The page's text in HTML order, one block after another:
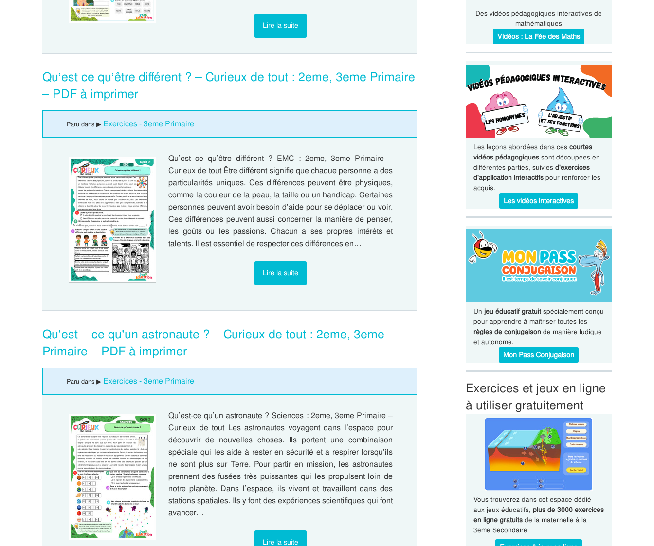
Lire la suite
Qu’est ce qu’être différent ? – Curieux de tout : 2eme, 3eme Primaire
– PDF à imprimer
Paru dans ▶ Exercices - 3eme Primaire
Qu’est ce qu’être différent ? EMC : 2eme, 3eme Primaire –
Curieux de tout Être différent signifie que chaque personne a des
particularités uniques. Ces différences peuvent être physiques,
comme la couleur de la peau, la taille ou un handicap. Certaines
personnes peuvent avoir besoin d’aide pour se déplacer ou voir.
Ces différences peuvent aussi concerner la manière de penser,
les goûts ou les passions. Chacun a ses propres intérêts et
talents. Il est essentiel de respecter ces différences en…
Lire la suite
Qu’est – ce qu’un astronaute ? – Curieux de tout : 2eme, 3eme
Primaire – PDF à imprimer
Paru dans ▶ Exercices - 3eme Primaire
Qu’est-ce qu’un astronaute ? Sciences : 2eme, 3eme Primaire –
Curieux de tout Les astronautes voyagent dans l’espace pour
découvrir de nouvelles choses. Ils portent une combinaison
spéciale qui les aide à rester en sécurité et à respirer lorsqu’ils
ne sont plus sur Terre. Pour partir en mission, les astronautes
prennent des fusées très puissantes qui les propulsent loin de
notre planète. Dans l’espace, ils vivent et travaillent dans des
stations spatiales. Ils y font des expériences scientifiques qui font
avancer…
Lire la suite
Des vidéos pédagogiques interactives de
mathématiques
Vidéos : La Fée des Maths
Les leçons abordées dans ces courtes
vidéos pédagogiquessont découpées en
différentes parties, suivies d'exercices
d'application interactifspour renforcer les
acquis.
Les vidéos interactives
Un jeu éducatif gratuitspécialement conçu
pour apprendre à maîtriser toutes les
règles de conjugaisonde manière ludique
et autonome.
Mon Pass Conjugaison
Exercices et jeux en ligne
à utiliser gratuitement
Vous trouverez dans cet espace dédié
aux jeux éducatifs, plus de 3000 exercices
en ligne gratuitsde la maternelle à la
3eme Secondaire